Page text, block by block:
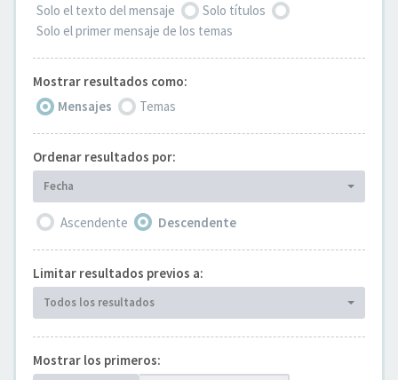
Solo el texto del mensaje
Solo títulos
Solo el primer mensaje de los temas
Mostrar resultados como:
Mensajes
Temas
Ordenar resultados por:
Fecha
Ascendente Descendente
Limitar resultados previos a:
Todos los resultados
Mostrar los primeros: